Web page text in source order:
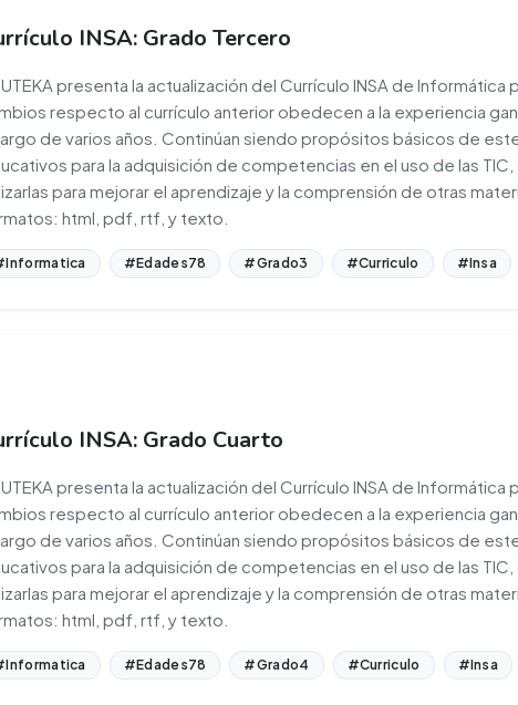
INSA: Grado Tercero
presenta la actualización del Currículo INSA de Informática
respecto al currículo anterior obedecen a la experiencia
de varios años. Continúan siendo propósitos básicos de
para la adquisición de competencias en el uso de las
para mejorar el aprendizaje y la comprensión de otras
html, pdf, rtf, y texto.
#Edades78 #Grado3 #Curriculo #Insa
INSA: Grado Cuarto
presenta la actualización del Currículo INSA de Informática
respecto al currículo anterior obedecen a la experiencia
de varios años. Continúan siendo propósitos básicos de
para la adquisición de competencias en el uso de las
para mejorar el aprendizaje y la comprensión de otras
html, pdf, rtf, y texto.
#Edades78 #Grado4 #Curriculo #Insa